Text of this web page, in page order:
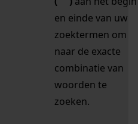
en einde van uw
zoektermen om
naar de exacte
combinatie van
woorden te
zoeken.